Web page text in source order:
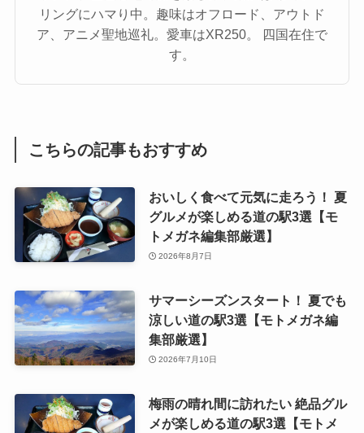
リングにハマり中。趣味はオフロード、アウトド
ア、アニメ聖地巡礼。愛車はXR250。 四国在住で
す。
こちらの記事もおすすめ
おいしく食べて元気に走ろう！ 夏
グルメが楽しめる道の駅3選【モ
トメガネ編集部厳選】
2026年8月7日
サマーシーズンスタート！ 夏でも
涼しい道の駅3選【モトメガネ編
集部厳選】
2026年7月10日
梅雨の晴れ間に訪れたい 絶品グル
メが楽しめる道の駅3選【モトメ